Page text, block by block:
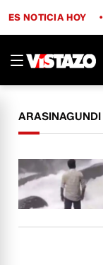
ES NOTICIA HOY
ARASINAGUNDI